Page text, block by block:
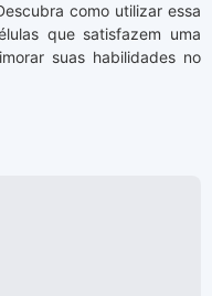
como utilizar essa
que satisfazem uma
suas habilidades no